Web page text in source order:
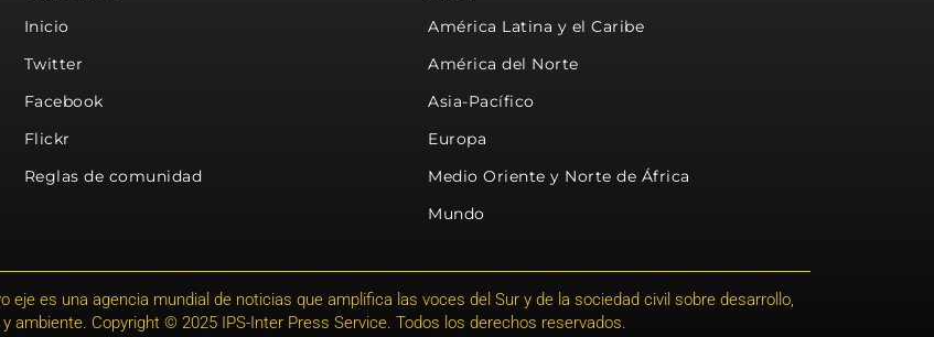
Inicio
Twitter
Facebook
Flickr
Reglas de comunidad
América Latina y el Caribe
América del Norte
Asia-Pacífico
Europa
Medio Oriente y Norte de África
Mundo
es una agencia mundial de noticias que amplifica las voces del Sur y de la sociedad civil sobre desarrollo,
ambiente. Copyright © 2025 IPS-Inter Press Service. Todos los derechos reservados.